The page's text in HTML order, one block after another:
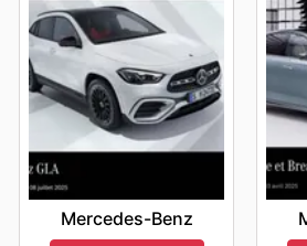
Mercedes-Benz